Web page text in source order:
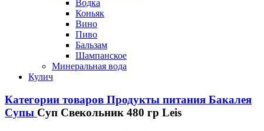
Водка
Коньяк
Вино
Пиво
Бальзам
Шампанское
Минеральная вода
Кулич
Категории товаров Продукты питания Бакалея
Супы Суп Свекольник 480 гр Leis